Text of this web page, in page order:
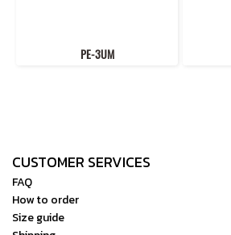
PE-3UM
CUSTOMER SERVICES
FAQ
How to order
Size guide